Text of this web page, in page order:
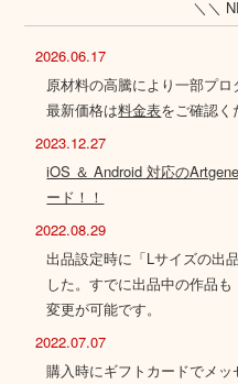
＼＼
2026.06.17
原材料の高騰により一部プロ
最新価格は料金表をご確認く
2023.12.27
iOS ＆ Android 対応の
ード！！
2022.08.29
出品設定時に「Lサイズの出
した。すでに出品中の作品
変更が可能です。
2022.07.07
購入時にギフトカードでメ